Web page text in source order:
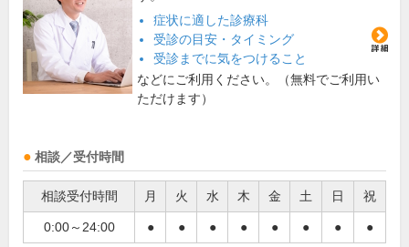
症状に適した診療科
受診の目安・タイミング
受診までに気をつけること
などにご利用ください。（無料でご利用い
ただけます）
相談／受付時間
相談受付時間 月 火 水 木 金 土 日 祝
0:00～24:00 ● ● ● ● ● ● ● ●